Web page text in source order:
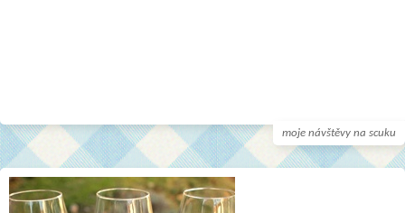
moje návštěvy na scuku